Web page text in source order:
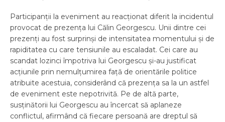
Participanții la eveniment au reacționat diferit la incidentul
provocat de prezența lui Călin Georgescu. Unii dintre cei
prezenți au fost surprinși de intensitatea momentului și de
rapiditatea cu care tensiunile au escaladat. Cei care au
scandat lozinci împotriva lui Georgescu și-au justificat
acțiunile prin nemulțumirea față de orientările politice
atribuite acestuia, considerând că prezența sa la un astfel
de eveniment este nepotrivită. Pe de altă parte,
susținătorii lui Georgescu au încercat să aplaneze
conflictul, afirmând că fiecare persoană are dreptul să